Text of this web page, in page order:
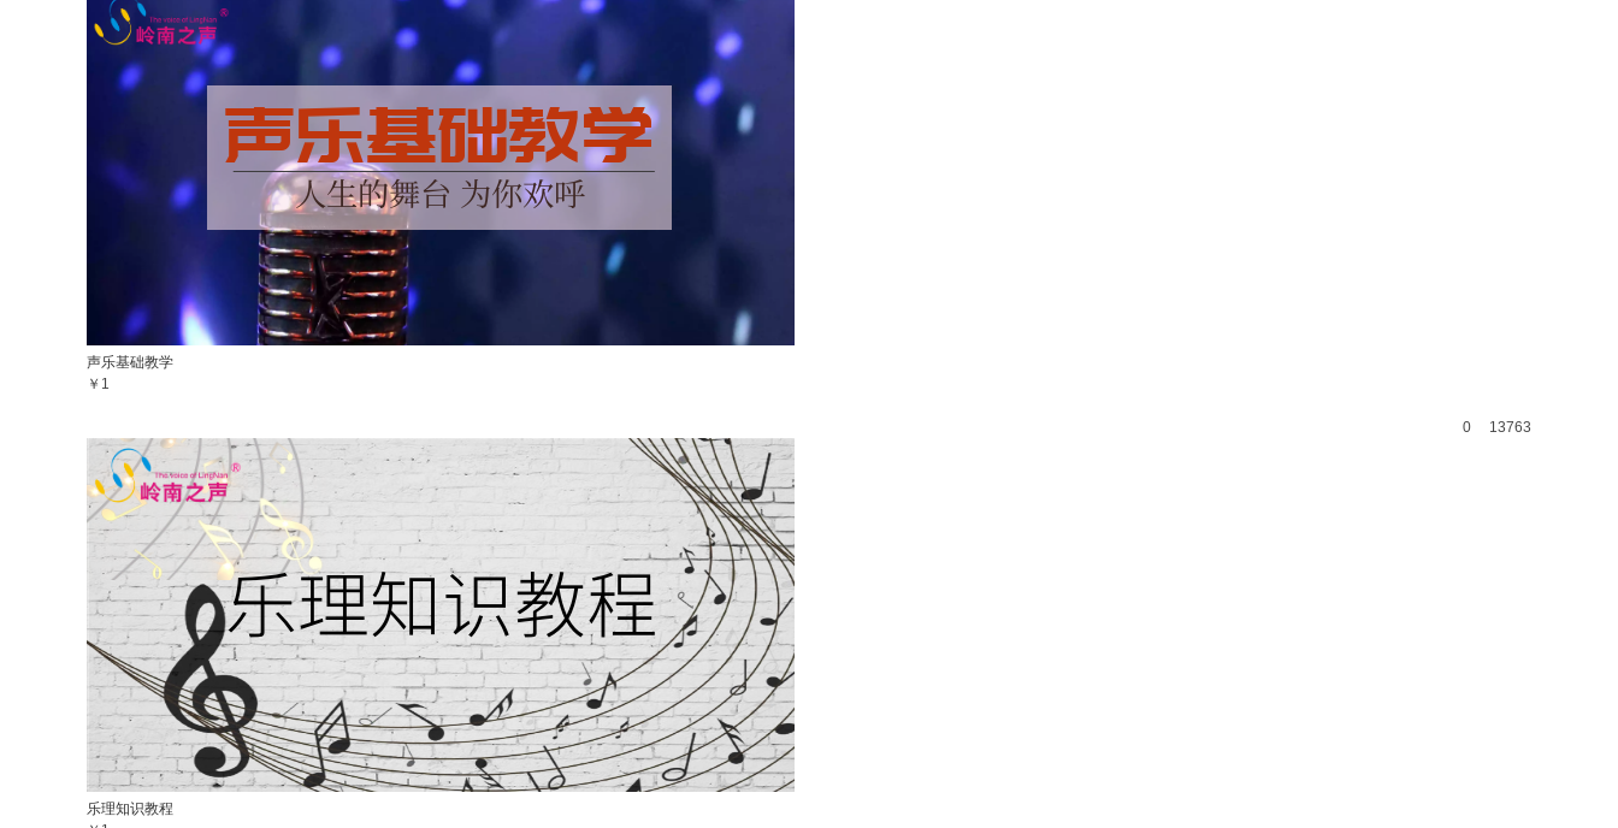
声乐基础教学
￥1
0 13763
乐理知识教程